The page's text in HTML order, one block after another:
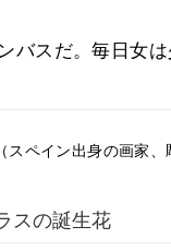
バスだ。毎日女
（スペイン出身の画家
スの誕生花